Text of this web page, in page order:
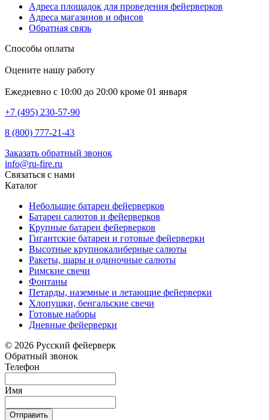
Адреса площадок для проведения фейерверков
Адреса магазинов и офисов
Обратная связь
Способы оплаты
Оцените нашу работу
Ежедневно с 10:00 до 20:00 кроме 01 января
+7 (495) 230-57-90
8 (800) 777-21-43
Заказать обратный звонок
info@ru-fire.ru
Связаться с нами
Каталог
Небольшие батареи фейерверков
Батареи салютов и фейерверков
Крупные батареи фейерверков
Гигантские батареи и готовые фейерверки
Высотные крупнокалиберные салюты
Ракеты, шары и одиночные салюты
Римские свечи
Фонтаны
Петарды, наземные и летающие фейерверки
Хлопушки, бенгальские свечи
Готовые наборы
Дневные фейерверки
© 2026 Русский фейерверк
Обратный звонок
Телефон
Имя
Отправить